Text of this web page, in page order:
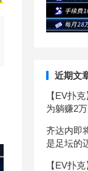
近期文
【EV扑
为躺赚2
齐达内即
是足坛的
【EV扑